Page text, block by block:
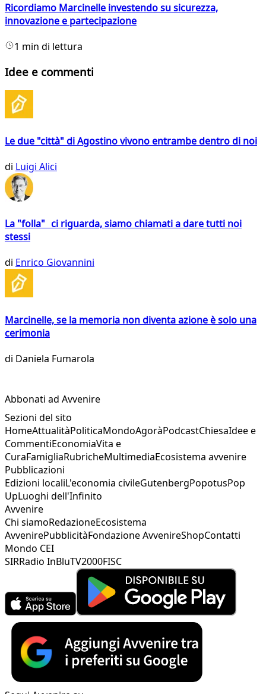
Ricordiamo Marcinelle investendo su sicurezza,
innovazione e partecipazione
1 min di lettura
Idee e commenti
Le due "città" di Agostino vivono entrambe dentro di noi
di Luigi Alici
La "folla" ci riguarda, siamo chiamati a dare tutti noi
stessi
di Enrico Giovannini
Marcinelle, se la memoria non diventa azione è solo una
cerimonia
di Daniela Fumarola
Abbonati ad Avvenire
Sezioni del sito
HomeAttualitàPoliticaMondoAgoràPodcastChiesaIdee e
CommentiEconomiaVita e
CuraFamigliaRubricheMultimediaEcosistema avvenire
Pubblicazioni
Edizioni localiL'economia civileGutenbergPopotusPop
UpLuoghi dell'Infinito
Avvenire
Chi siamoRedazioneEcosistema
AvvenirePubblicitàFondazione AvvenireShopContatti
Mondo CEI
SIRRadio InBluTV2000FISC